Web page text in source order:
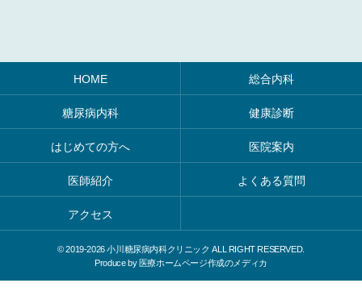
HOME 総合内科
糖尿病内科 健康診断
はじめての方へ 医院案内
医師紹介 よくある質問
アクセス
© 2019-2026 小川糖尿病内科クリニック ALL RIGHT RESERVED.
Produce by医療ホームページ作成のメディカ